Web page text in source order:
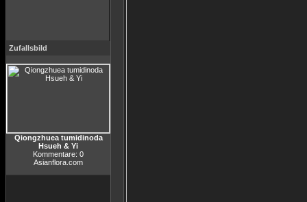
Zufallsbild
Qiongzhuea tumidinoda
Hsueh & Yi
Kommentare: 0
Asianflora.com